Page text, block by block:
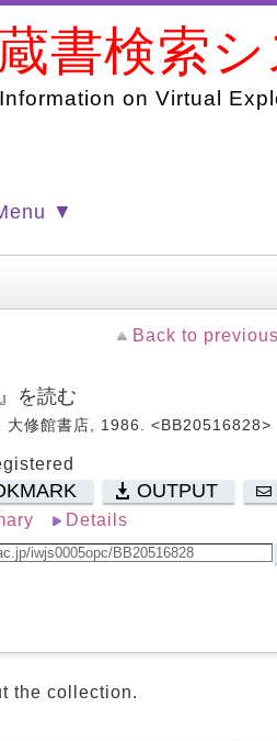
書検索
on Virtual
▼
Back to previous
を読む
大修館書店, 1986. <BB20516828>
OUTPUT
Details
the collection.